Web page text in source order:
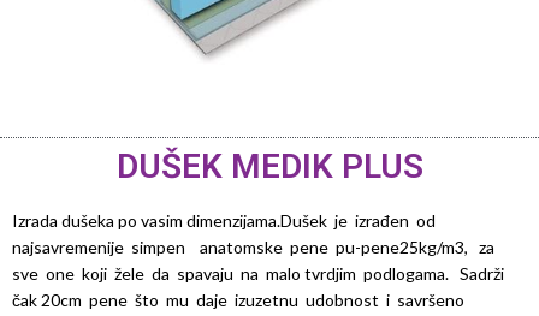
DUŠEK MEDIK PLUS
Izrada dušeka po vasim dimenzijama.Dušek je izrađen od
najsavremenije simpen anatomske pene pu-pene25kg/m3, za
sve one koji žele da spavaju na malo tvrdjim podlogama. Sadrži
čak 20cm pene što mu daje izuzetnu udobnost i savršeno